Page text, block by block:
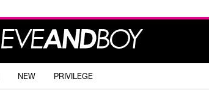
NEW PRIVILEGE